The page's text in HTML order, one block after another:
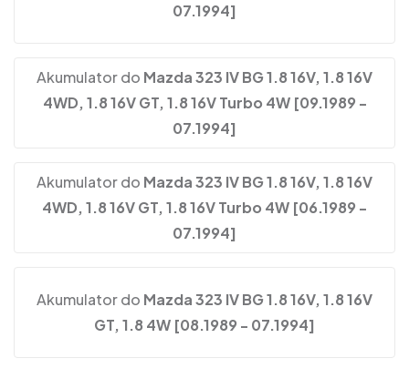
07.1994]
Akumulator do Mazda 323 IV BG 1.8 16V, 1.8 16V
4WD, 1.8 16V GT, 1.8 16V Turbo 4W [09.1989 -
07.1994]
Akumulator do Mazda 323 IV BG 1.8 16V, 1.8 16V
4WD, 1.8 16V GT, 1.8 16V Turbo 4W [06.1989 -
07.1994]
Akumulator do Mazda 323 IV BG 1.8 16V, 1.8 16V
GT, 1.8 4W [08.1989 - 07.1994]